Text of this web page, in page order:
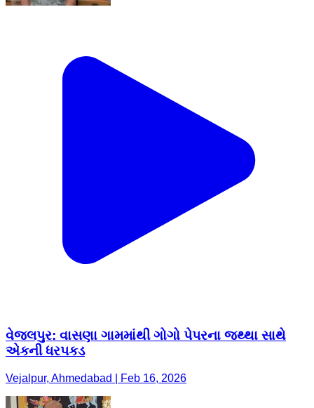
વેજલપુર: વાસણા ગામમાંથી ગોગો પેપરના જથ્થા સાથે
એકની ધરપકડ
Vejalpur, Ahmedabad | Feb 16, 2026